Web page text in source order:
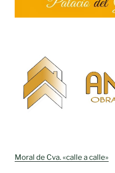
Moral de Cva. «calle a calle»